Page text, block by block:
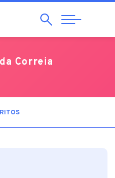
Pesquisar
Abrir
Navegação
Correia